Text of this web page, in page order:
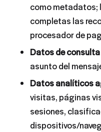
como metadatos;
completas las
procesador de
Datos de
asunto del
Datos analíticos
visitas, páginas
sesiones,
dispositivos/